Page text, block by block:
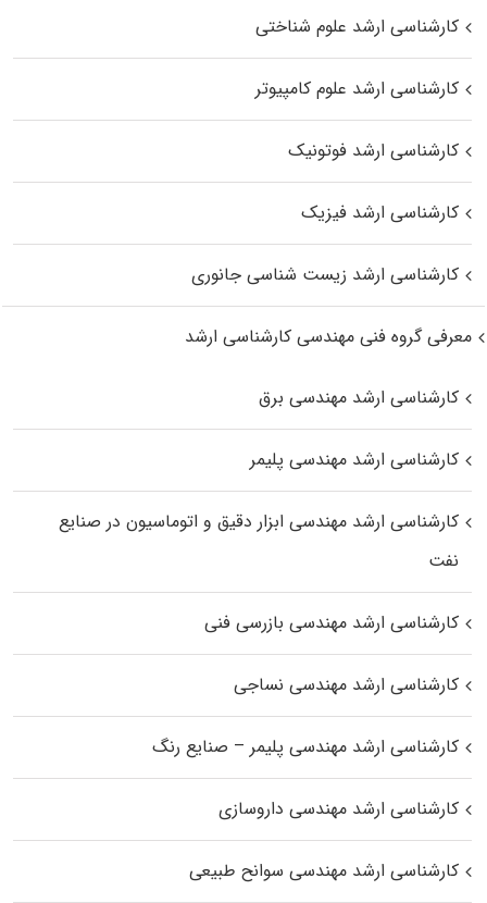
کارشناسی ارشد علوم شناختی
کارشناسی ارشد علوم کامپیوتر
کارشناسی ارشد فوتونیک
کارشناسی ارشد فیزیک
کارشناسی ارشد زیست‌ شناسی جانوری
معرفی گروه فنی مهندسی کارشناسی ارشد
کارشناسی ارشد مهندسی برق
کارشناسی ارشد مهندسی پلیمر
کارشناسی ارشد مهندسی ابزار دقیق و اتوماسیون در صنایع
نفت
کارشناسی ارشد مهندسی بازرسی فنی
کارشناسی ارشد مهندسی نساجی
کارشناسی ارشد مهندسی پلیمر – صنایع رنگ
کارشناسی ارشد مهندسی داروسازی
کارشناسی ارشد مهندسی سوانح طبیعی